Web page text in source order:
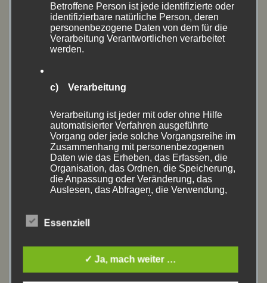
Mai 2020(1)
April 2020(1)
September 2019(6)
August 2019(13)
Juli 2019(2)
Juni 2019(9)
April 2019(4)
März 2019 (1)
Betroffene Person ist jede identifizierte oder
identifizierbare natürliche Person, deren
personenbezogene Daten von dem für die
Verarbeitung Verantwortlichen verarbeitet
werden.
c) Verarbeitung
Verarbeitung ist jeder mit oder ohne Hilfe
automatisierter Verfahren ausgeführte
Vorgang oder jede solche Vorgangsreihe im
Zusammenhang mit personenbezogenen
Daten wie das Erheben, das Erfassen, die
Organisation, das Ordnen, die Speicherung,
die Anpassung oder Veränderung, das
Auslesen, das Abfragen, die Verwendung,
Bereitstellung, den Abgleich oder die
d) Einschränkung der Verarbeitung
Essenziell
✓ Ja, mach weiter …